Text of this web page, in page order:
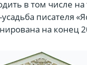
в том числе на
писателя
на конец